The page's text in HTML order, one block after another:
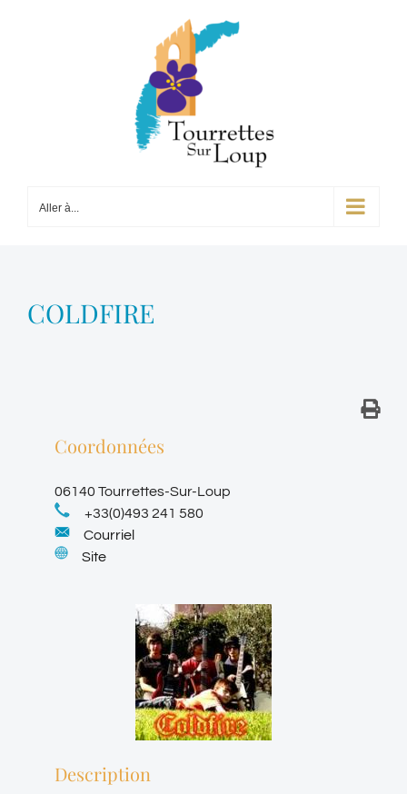
Aller à...
COLDFIRE
Coordonnées
06140 Tourrettes-Sur-Loup
+33(0)493 241 580
Courriel
Site
Description